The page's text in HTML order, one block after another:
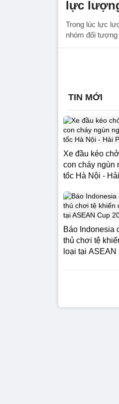
lực
Trong lúc lực
nhóm đối
TIN MỚI
Xe đầu kéo
con cháy ngùn
tốc Hà Nội -
Báo Indonesia
thủ chơi tệ
loại tại